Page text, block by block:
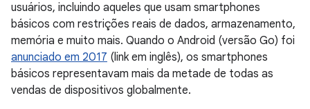
usuários, incluindo aqueles que usam smartphones
básicos com restrições reais de dados, armazenamento,
memória e muito mais. Quando o Android (versão Go) foi
anunciado em 2017 (link em inglês), os smartphones
básicos representavam mais da metade de todas as
vendas de dispositivos globalmente.